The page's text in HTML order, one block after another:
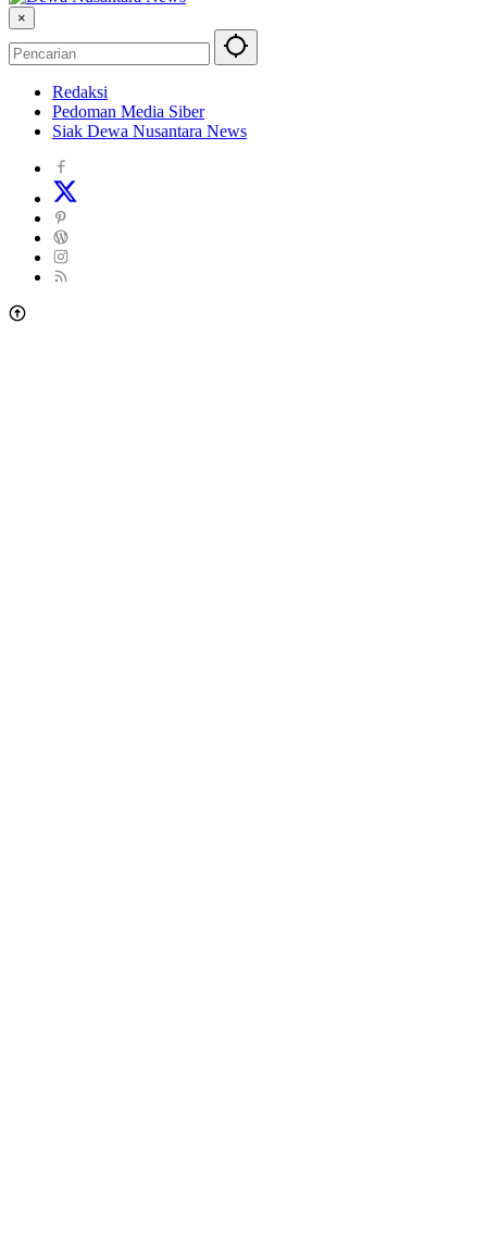
×
Redaksi
Pedoman Media Siber
Siak Dewa Nusantara News